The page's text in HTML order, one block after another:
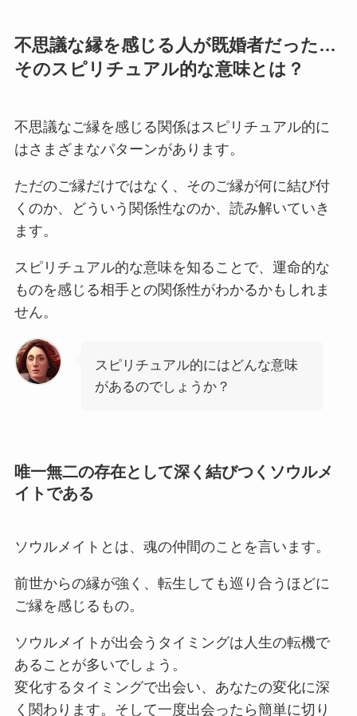
不思議な縁を感じる人が既婚者だった…
そのスピリチュアル的な意味とは？
不思議なご縁を感じる関係はスピリチュアル的に
はさまざまなパターンがあります。
ただのご縁だけではなく、そのご縁が何に結び付
くのか、どういう関係性なのか、読み解いていき
ます。
スピリチュアル的な意味を知ることで、運命的な
ものを感じる相手との関係性がわかるかもしれま
せん。
スピリチュアル的にはどんな意味
があるのでしょうか？
唯一無二の存在として深く結びつくソウルメ
イトである
ソウルメイトとは、魂の仲間のことを言います。
前世からの縁が強く、転生しても巡り合うほどに
ご縁を感じるもの。
ソウルメイトが出会うタイミングは人生の転機で
あることが多いでしょう。
変化するタイミングで出会い、あなたの変化に深
く関わります。そして一度出会ったら簡単に切り